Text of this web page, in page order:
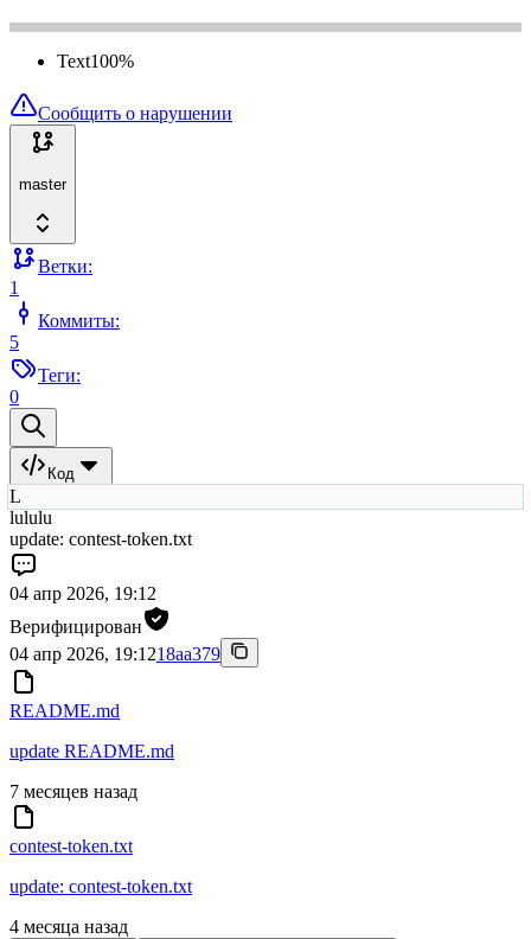
Text100%
Сообщить о нарушении
master
Ветки:
1
Коммиты:
5
Теги:
0
Код
L
lululu
update: contest-token.txt
04 апр 2026, 19:12
Верифицирован
04 апр 2026, 19:1218aa379
README.md
update README.md
7 месяцев назад
contest-token.txt
update: contest-token.txt
4 месяца назад